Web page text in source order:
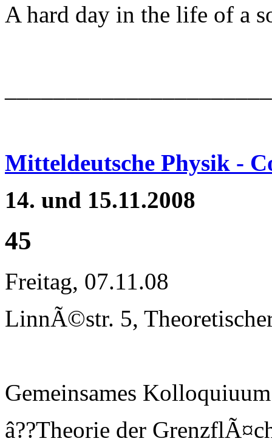
A hard day in the life of a
Mitteldeutsche Physik -
14. und 15.11.2008
45
Freitag, 07.11.08
LinnÃ©str. 5,
Gemeinsames
â??Theorie der